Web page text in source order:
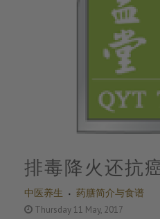
中医养生 药膳简介与食谱
排毒降火还抗
一选择！天热
Thursday 11 May, 2017